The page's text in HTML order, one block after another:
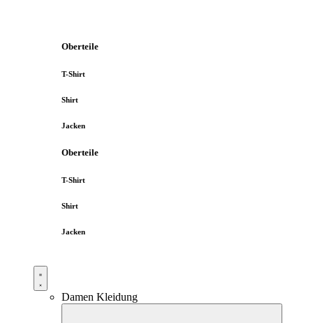
Oberteile
T-Shirt
Shirt
Jacken
Oberteile
T-Shirt
Shirt
Jacken
Damen Kleidung